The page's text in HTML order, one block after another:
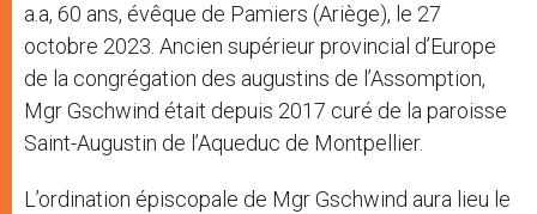
a.a, 60 ans, évêque de Pamiers (Ariège), le 27
octobre 2023. Ancien supérieur provincial d’Europe
de la congrégation des augustins de l’Assomption,
Mgr Gschwind était depuis 2017 curé de la paroisse
Saint-Augustin de l’Aqueduc de Montpellier.
L’ordination épiscopale de Mgr Gschwind aura lieu le